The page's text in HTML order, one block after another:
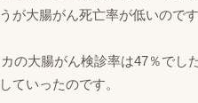
が大腸がん死亡率が低いのです
の大腸がん検診率は47％で
ていったのです。